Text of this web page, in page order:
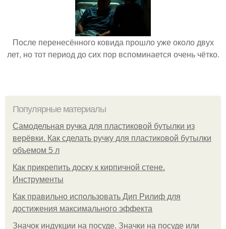
После перенесённого ковида прошло уже около двух
лет, но тот период до сих пор вспоминается очень чётко.
Популярные материалы
Самодельная ручка для пластиковой бутылки из
верёвки. Как сделать ручку для пластиковой бутылки
объемом 5 л
Как прикрепить доску к кирпичной стене.
Инструменты
Как правильно использовать Дип Рилиф для
достижения максимального эффекта
Значок индукции на посуде. Значки на посуде или